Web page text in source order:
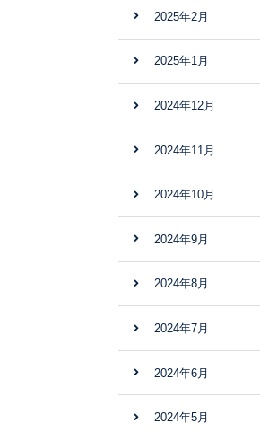
2025年2月
2025年1月
2024年12月
2024年11月
2024年10月
2024年9月
2024年8月
2024年7月
2024年6月
2024年5月